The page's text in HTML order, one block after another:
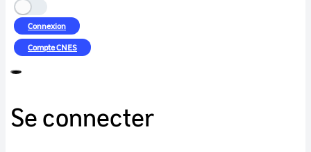
Connexion
CompteCNES
Se connecter